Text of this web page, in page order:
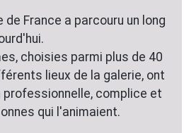
de France a parcouru un long
choisies parmi plus de 40
lieux de la galerie, ont
professionnelle, complice et
qui l'animaient.